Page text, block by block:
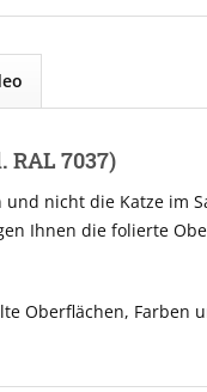
RAL 7037)
nicht die Katze im
Ihnen die folierte
Oberflächen, Farben